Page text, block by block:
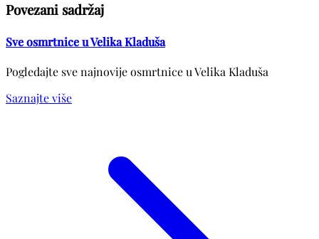
Povezani sadržaj
Sve osmrtnice u Velika Kladuša
Pogledajte sve najnovije osmrtnice u Velika Kladuša
Saznajte više